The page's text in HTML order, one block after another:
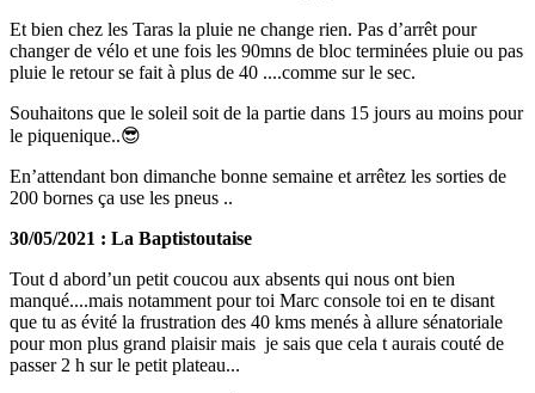
Et bien chez les Taras la pluie ne change rien. Pas d’arrêt pour
changer de vélo et une fois les 90mns de bloc terminées pluie ou pas
pluie le retour se fait à plus de 40 ....comme sur le sec.
Souhaitons que le soleil soit de la partie dans 15 jours au moins pour
le piquenique..😎
En’attendant bon dimanche bonne semaine et arrêtez les sorties de
200 bornes ça use les pneus ..
30/05/2021 : La Baptistoutaise
Tout d abord’un petit coucou aux absents qui nous ont bien
manqué....mais notamment pour toi Marc console toi en te disant
que tu as évité la frustration des 40 kms menés à allure sénatoriale
pour mon plus grand plaisir mais je sais que cela t aurais couté de
passer 2 h sur le petit plateau...